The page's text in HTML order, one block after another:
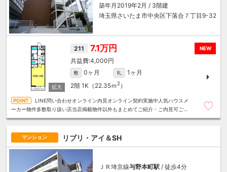
築年月2019年2月 / 3階建
埼玉県さいたま市中央区下落合７丁目9-32
NEW
211 7.1万円
4,000円
敷 0ヶ月 礼
1ヶ月
2階 1K（22.35ｍ 2）
LINE問い合わせオンライン内見オンライン契約実施中人気ハウスメ
ーカー物件多数取り扱い店当店掲載物件以外もまとめてご紹介・ご内見可ご予
マンション リブリ・アイ＆SH
ＪＲ埼京線与野本町駅 / 徒歩4分